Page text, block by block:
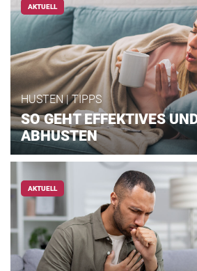
AKTUELL
HUSTEN | TIPPS
SO GEHT EFFEKTIVES
ABHUSTEN
AKTUELL